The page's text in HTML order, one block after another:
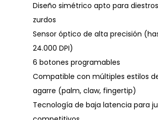
Diseño simétrico apto para
zurdos
Sensor óptico de alta precisión
24.000 DPI)
6 botones programables
Compatible con múltiples estilos
agarre (palm, claw, fingertip)
Tecnología de baja latencia para